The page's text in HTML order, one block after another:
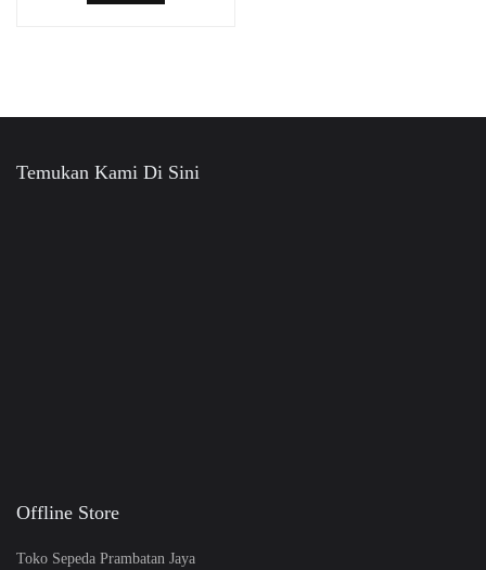
Temukan Kami Di Sini
Offline Store
Toko Sepeda Prambatan Jaya